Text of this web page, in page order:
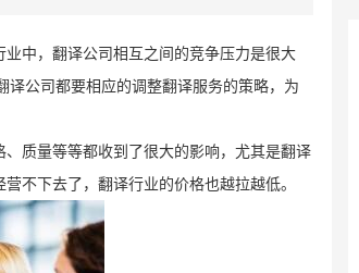
中，翻译公司相互之间的竞争压力是很大
公司都要相应的调整翻译服务的策略，为
质量等等都收到了很大的影响，尤其是翻译
不下去了，翻译行业的价格也越拉越低。